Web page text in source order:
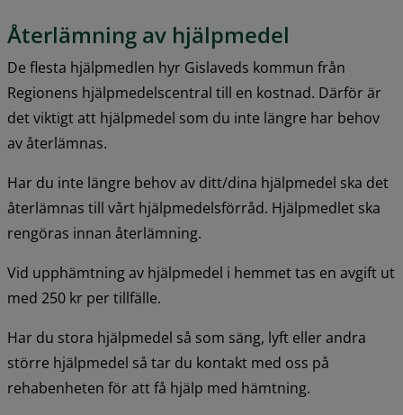
Återlämning av hjälpmedel
De flesta hjälpmedlen hyr Gislaveds kommun från
Regionens hjälpmedelscentral till en kostnad. Därför är
det viktigt att hjälpmedel som du inte längre har behov
av återlämnas.
Har du inte längre behov av ditt/dina hjälpmedel ska det
återlämnas till vårt hjälpmedelsförråd. Hjälpmedlet ska
rengöras innan återlämning.
Vid upphämtning av hjälpmedel i hemmet tas en avgift ut
med 250 kr per tillfälle.
Har du stora hjälpmedel så som säng, lyft eller andra
större hjälpmedel så tar du kontakt med oss på
rehabenheten för att få hjälp med hämtning.